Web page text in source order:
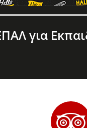
για